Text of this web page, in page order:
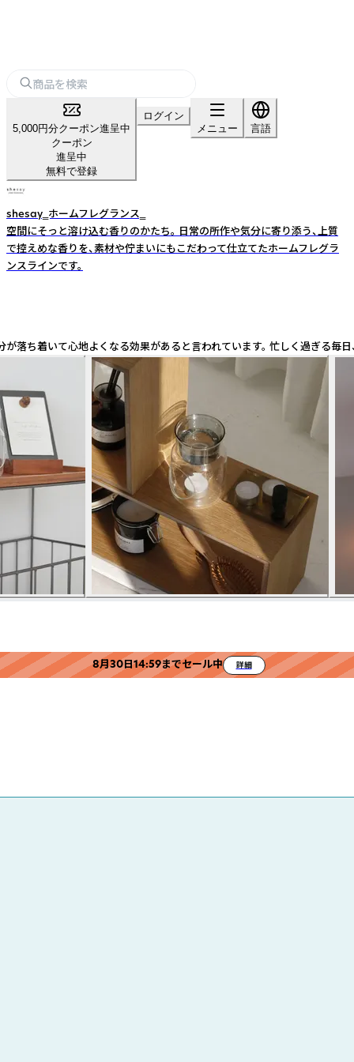
5,000円分クーポン進呈中
クーポン
進呈中
無料で登録
ログイン
メニュー
言語
shesay‗ホームフレグランス‗
空間にそっと溶け込む香りのかたち。 日常の所作や気分に寄り添う、上質
で控えめな香りを、素材や佇まいにもこだわって仕立てたホームフレグラ
ンスラインです。
着いて心地よくなる効果があると言われています。 忙しく過ぎる
8月30日14:59までセール中 詳細